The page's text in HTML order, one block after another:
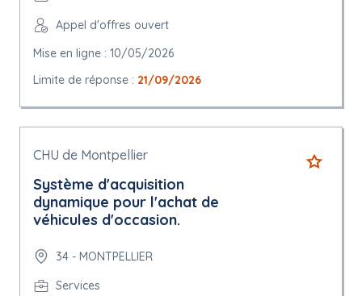
Appel d'offres ouvert
Mise en ligne : 10/05/2026
Limite de réponse : 21/09/2026
CHU de Montpellier
Système d'acquisition
dynamique pour l'achat de
véhicules d'occasion.
34 - MONTPELLIER
Services